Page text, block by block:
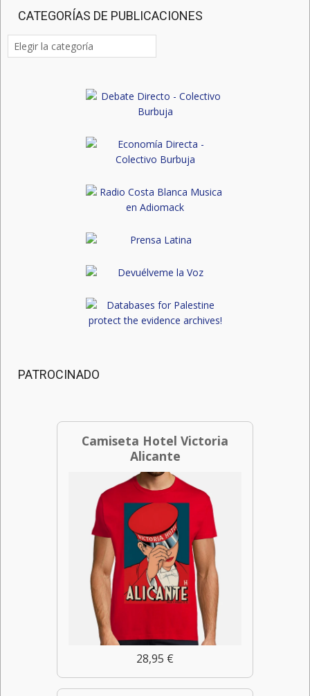
CATEGORÍAS DE PUBLICACIONES
Categorías
de
PATROCINADO
Camiseta Hotel Victoria
Alicante
28,95 €